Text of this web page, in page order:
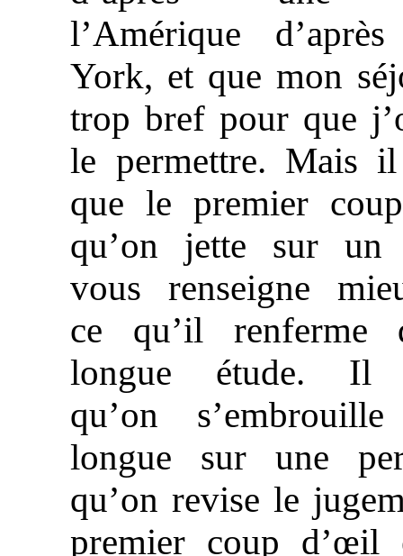
l’Amérique
York, et que mon
trop bref pour que
le permettre. Mais
que le premier
qu’on jette sur un
vous renseigne
ce qu’il renferme
longue étude. Il
qu’on
longue sur une
qu’on revise le
premier coup d’œil